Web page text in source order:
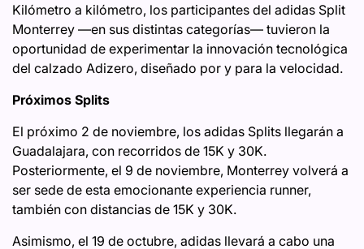
Kilómetro a kilómetro, los participantes del adidas Split
Monterrey —en sus distintas categorías— tuvieron la
oportunidad de experimentar la innovación tecnológica
del calzado Adizero, diseñado por y para la velocidad.
Próximos Splits
El próximo 2 de noviembre, los adidas Splits llegarán a
Guadalajara, con recorridos de 15K y 30K.
Posteriormente, el 9 de noviembre, Monterrey volverá a
ser sede de esta emocionante experiencia runner,
también con distancias de 15K y 30K.
Asimismo, el 19 de octubre, adidas llevará a cabo una